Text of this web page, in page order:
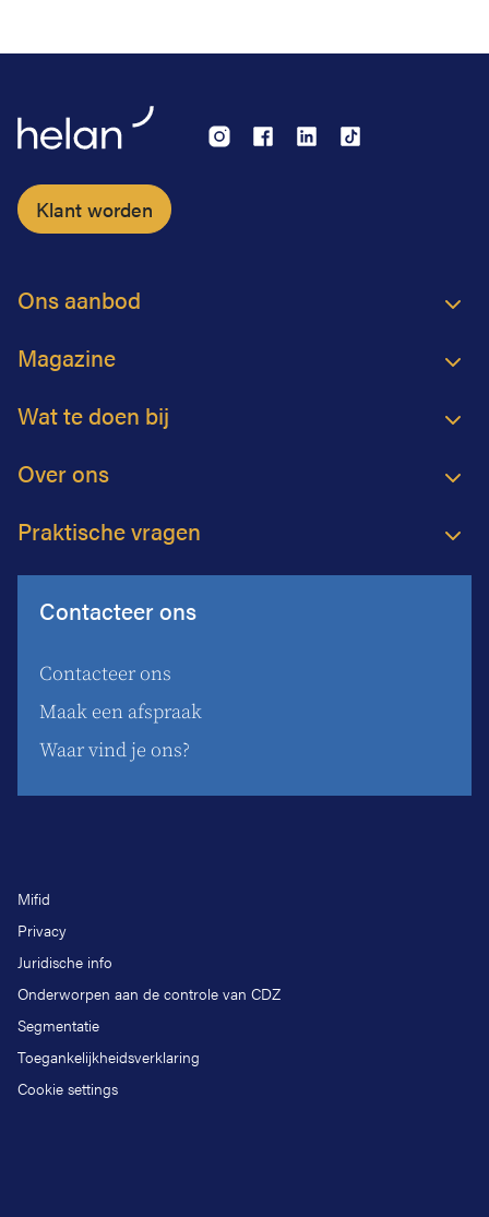
Klant worden
Ons aanbod
Magazine
Wat te doen bij
Over ons
Praktische vragen
Contacteer ons
Contacteer ons
Maak een afspraak
Waar vind je ons?
Mifid
Privacy
Juridische info
Onderworpen aan de controle van CDZ
Segmentatie
Toegankelijkheidsverklaring
Cookie settings